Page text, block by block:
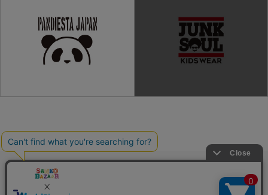
ご利用ガイド
利用規約